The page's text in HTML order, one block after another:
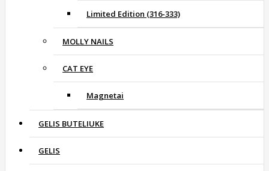
Limited Edition (316-333)
MOLLY NAILS
CAT EYE
Magnetai
GELIS BUTELIUKE
GELIS